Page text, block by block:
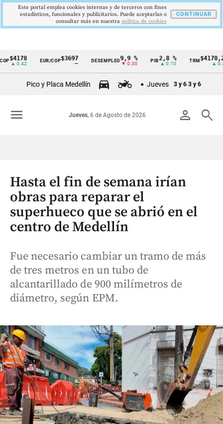
Cintillo
Colombia
EUR/COP$3697
—
DESEMPLEO9,9 %
▼ 0.30
PIB 2,8 %
▲ 0.10
TRM $4178,23
▲ 0.42
Pico y Placa Medellín Jueves 3 y 6 3 y 6
person search
Jueves, 6 de Agosto de 2026
menu
Hasta el fin de semana irían
obras para reparar el
superhueco que se abrió en el
centro de Medellín
Fue necesario cambiar un tramo de más
de tres metros en un tubo de
alcantarillado de 900 milímetros de
diámetro, según EPM.
Este portal emplea cookies internas y de terceros con fines
estadísticos, funcionales y publicitarios. Puede aceptarlas o
consultar más en nuestra politica de cookies
CONTINUAR